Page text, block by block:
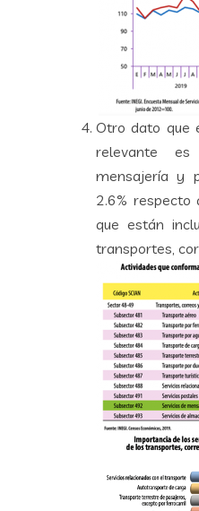
Otro dato que
relevante
mensajería y
2.6% respecto
que están
transportes,